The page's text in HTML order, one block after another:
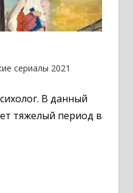
сериалы 2021
В данный
тяжелый период в